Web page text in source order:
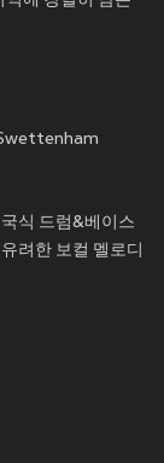
식 드럼&베이스
려한 보컬 멜로디